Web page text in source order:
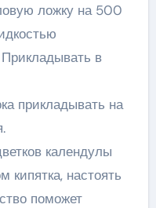
ложку на 500
в
прикладывать на
календулы
кипятка, настоять
поможет